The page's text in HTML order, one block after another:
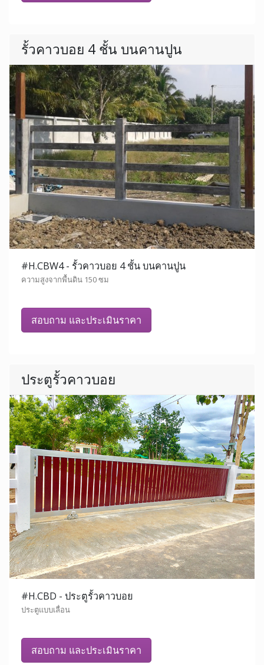
รั้วคาวบอย 4 ชั้น บนคานปูน
#H.CBW4 - รั้วคาวบอย 4 ชั้น บนคานปูน
ความสูงจากพื้นดิน 150 ซม
สอบถาม และประเมินราคา
ประตูรั้วคาวบอย
#H.CBD - ประตูรั้วคาวบอย
ประตูแบบเลื่อน
สอบถาม และประเมินราคา